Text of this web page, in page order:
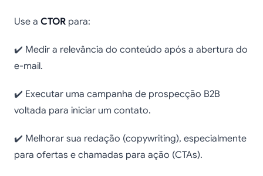
Use a CTOR para:
✔️ Medir a relevância do conteúdo após a abertura do
e-mail.
✔️ Executar uma campanha de prospecção B2B
voltada para iniciar um contato.
✔️ Melhorar sua redação (copywriting), especialmente
para ofertas e chamadas para ação (CTAs).